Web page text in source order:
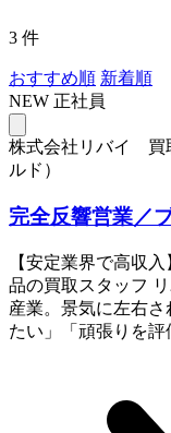
3 件
おすすめ順 新着順
NEW 正社員
株式会社リバイ
ルド）
完全反響営業／
【安定業界で高収
品の買取スタッフ
産業。景気に左右
たい」「頑張りを評